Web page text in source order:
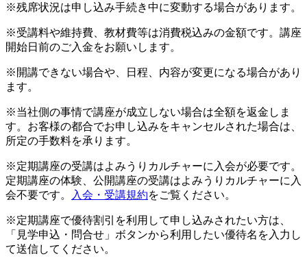
※残席状況は申し込み手続き中に変動する場合があります。
※受講料や維持費、教材費等は消費税込みの金額です。講座
開始日前のご入金をお願いします。
※開講できない場合や、日程、内容が変更になる場合があり
ます。
※当社側の事情で講座が成立しない場合は全額を返金しま
す。お客様の都合でお申し込みをキャンセルされた場合は、
所定の手数料を承ります。
※定期講座の受講はよみうりカルチャーに入会が必要です。
定期講座の体験、公開講座の受講はよみうりカルチャーに入
会不要です。
入会・受講規約をご覧ください。
※定期講座で優待割引を利用して申し込みされたい方は、
「見学申込・問合せ」ボタンから利用したい優待名を入力し
て送信してください。